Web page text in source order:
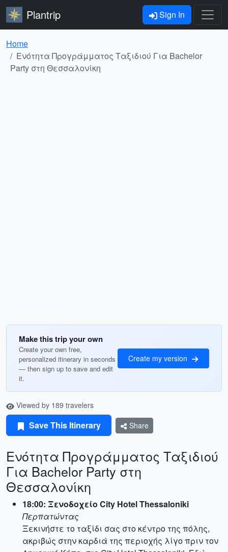
Plantrip Sign In
Home
Ενότητα Προγράμματος Ταξιδιού Για Bachelor
Party στη Θεσσαλονίκη
Make this trip your own
Create your own free,
personalized itinerary in seconds
— then sign up to save and edit
it.
Create my version
Viewed by 189 travelers
Save This Itinerary Share
Ενότητα Προγράμματος Ταξιδιού
Για Bachelor Party στη
Θεσσαλονίκη
18:00: Ξενοδοχείο City Hotel Thessaloniki
Περπατώντας
Ξεκινήστε το ταξίδι σας στο κέντρο της πόλης,
ακριβώς στην καρδιά της περιοχής λίγο πριν τον